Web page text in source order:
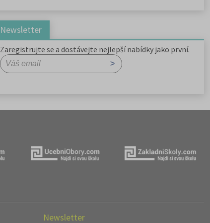
Newsletter
Zaregistrujte se a dostávejte nejlepší nabídky jako první.
Newsletter